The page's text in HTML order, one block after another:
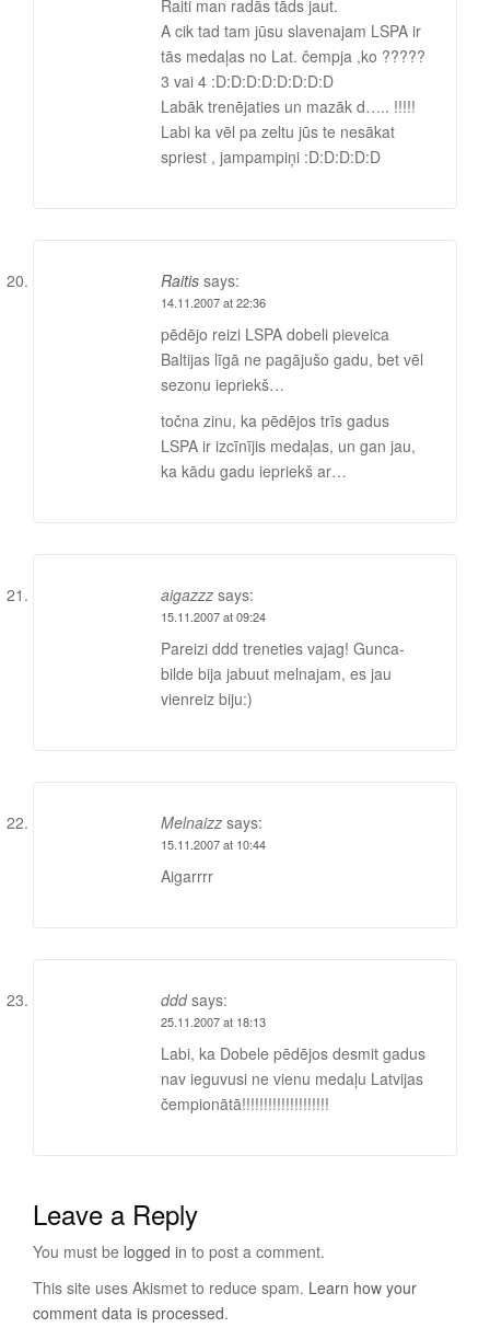
Raiti man radās tāds jaut.
A cik tad tam jūsu slavenajam LSPA ir
tās medaļas no Lat. čempja ,ko ?????
3 vai 4 :D:D:D:D:D:D:D:D
Labāk trenējaties un mazāk d….. !!!!!
Labi ka vēl pa zeltu jūs te nesākat
spriest , jampampiņi :D:D:D:D:D
Raitis says:
14.11.2007 at 22:36
pēdējo reizi LSPA dobeli pieveica
Baltijas līgā ne pagājušo gadu, bet vēl
sezonu iepriekš…
točna zinu, ka pēdējos trīs gadus
LSPA ir izcīnījis medaļas, un gan jau,
ka kādu gadu iepriekš ar…
aigazzz says:
15.11.2007 at 09:24
Pareizi ddd treneties vajag! Gunca-
bilde bija jabuut melnajam, es jau
vienreiz biju:)
Melnaizz says:
15.11.2007 at 10:44
Aigarrrr
ddd says:
25.11.2007 at 18:13
Labi, ka Dobele pēdējos desmit gadus
nav ieguvusi ne vienu medaļu Latvijas
čempionātā!!!!!!!!!!!!!!!!!!!!
Leave a Reply
You must be logged in to post a comment.
This site uses Akismet to reduce spam. Learn how your
comment data is processed.